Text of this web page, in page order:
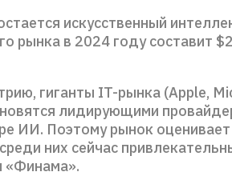
искусственный
рынка в 2024 году составит
гиганты IT-рынка (Apple,
лидирующими
ИИ. Поэтому рынок оценивает
них сейчас
«Финама».